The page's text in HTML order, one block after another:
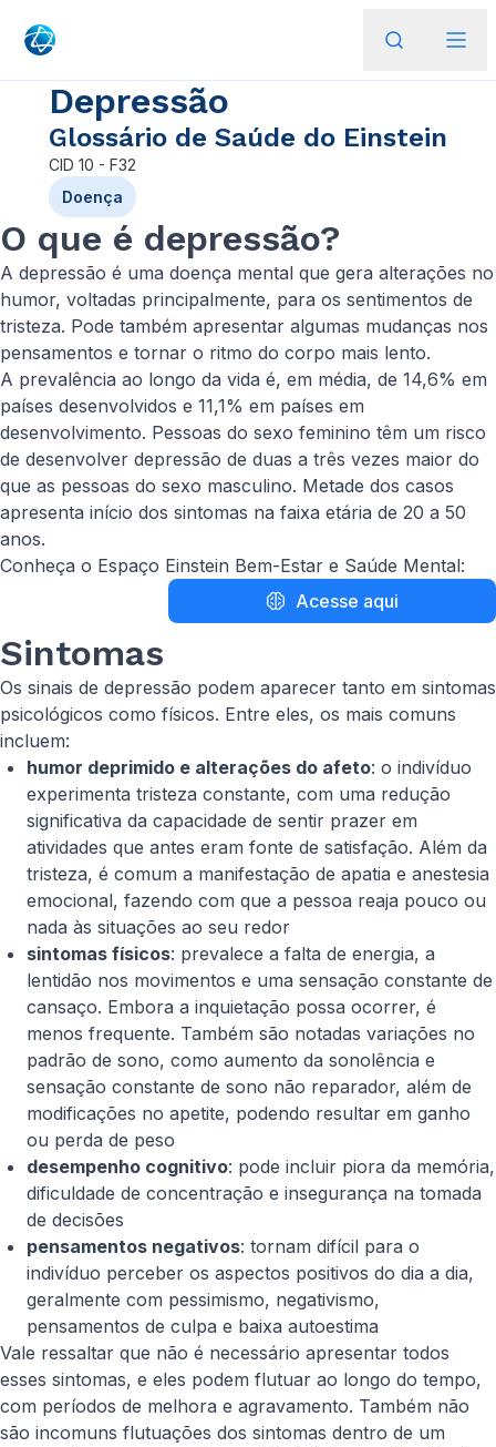
Depressão
Glossário de Saúde do Einstein
CID 10 - F32
Doença
O que é depressão?
A depressão é uma doença mental que gera alterações no
humor, voltadas principalmente, para os sentimentos de
tristeza. Pode também apresentar algumas mudanças nos
pensamentos e tornar o ritmo do corpo mais lento.
A prevalência ao longo da vida é, em média, de 14,6% em
países desenvolvidos e 11,1% em países em
desenvolvimento. Pessoas do sexo feminino têm um risco
de desenvolver depressão de duas a três vezes maior do
que as pessoas do sexo masculino. Metade dos casos
apresenta início dos sintomas na faixa etária de 20 a 50
anos.
Conheça o Espaço Einstein Bem-Estar e Saúde Mental:
Acesse aqui
Sintomas
Os sinais de depressão podem aparecer tanto em sintomas
psicológicos como físicos. Entre eles, os mais comuns
incluem:
humor deprimido e alterações do afeto: o indivíduo
experimenta tristeza constante, com uma redução
significativa da capacidade de sentir prazer em
atividades que antes eram fonte de satisfação. Além da
tristeza, é comum a manifestação de apatia e anestesia
emocional, fazendo com que a pessoa reaja pouco ou
nada às situações ao seu redor
sintomas físicos: prevalece a falta de energia, a
lentidão nos movimentos e uma sensação constante de
cansaço. Embora a inquietação possa ocorrer, é
menos frequente. Também são notadas variações no
padrão de sono, como aumento da sonolência e
sensação constante de sono não reparador, além de
modificações no apetite, podendo resultar em ganho
ou perda de peso
desempenho cognitivo: pode incluir piora da memória,
dificuldade de concentração e insegurança na tomada
de decisões
pensamentos negativos: tornam difícil para o
indivíduo perceber os aspectos positivos do dia a dia,
geralmente com pessimismo, negativismo,
pensamentos de culpa e baixa autoestima
Vale ressaltar que não é necessário apresentar todos
esses sintomas, e eles podem flutuar ao longo do tempo,
com períodos de melhora e agravamento. Também não
são incomuns flutuações dos sintomas dentro de um